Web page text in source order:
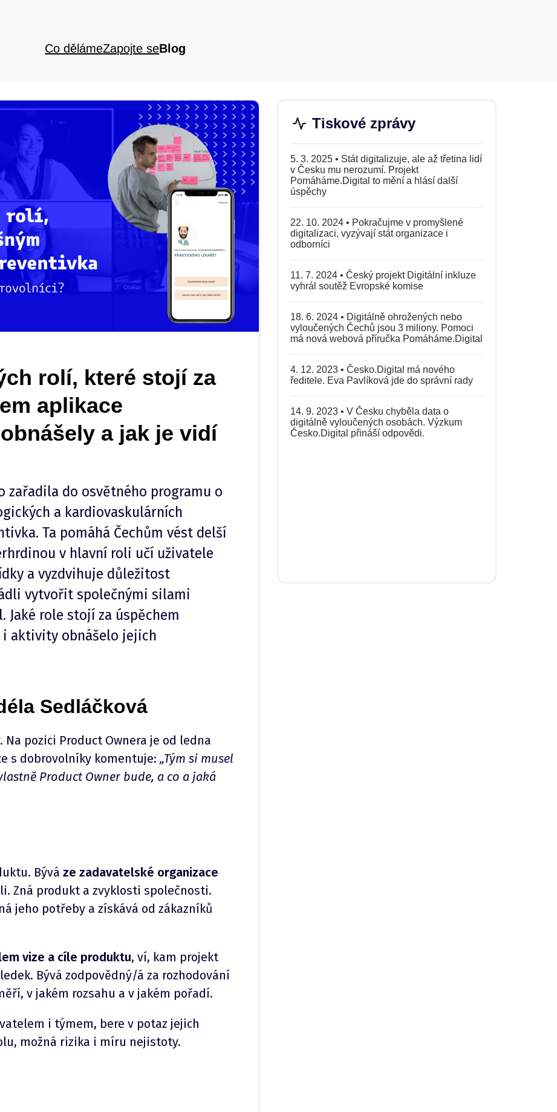
Co dělámeZapojte seBlog
rolí, které stojí za
aplikace
a jak je vidí
zařadila do osvětného programu o
a kardiovaskulárních
Ta pomáhá Čechům vést delší
v hlavní roli učí uživatele
a vyzdvihuje důležitost
vytvořit společnými silami
Jaké role stojí za úspěchem
i aktivity obnášelo jejich
Sedláčková
Na pozici Product Ownera je od ledna
s dobrovolníky komentuje: „Tým si musel
Product Owner bude, a co a jaká
Bývá ze zadavatelské organizace
Zná produkt a zvyklosti společnosti.
jeho potřeby a získává od zákazníků
vize a cíle produktu, ví, kam projekt
Bývá zodpovědný/á za rozhodování
v jakém rozsahu a v jakém pořadí.
i týmem, bere v potaz jejich
možná rizika i míru nejistoty.
Tiskové zprávy
5. 3. 2025 • Stát digitalizuje, ale až třetina lidí
v Česku mu nerozumí. Projekt
Pomáháme.Digital to mění a hlásí další
úspěchy
22. 10. 2024 • Pokračujme v promyšlené
digitalizaci, vyzývají stát organizace i
odborníci
11. 7. 2024 •Český projekt Digitální inkluze
vyhrál soutěž Evropské komise
18. 6. 2024 • Digitálně ohrožených nebo
vyloučených Čechů jsou 3 miliony. Pomoci
má nová webová příručka Pomáháme.Digital
4. 12. 2023 •Česko.Digital má nového
ředitele. Eva Pavlíková jde do správní rady
14. 9. 2023 •V Česku chyběla data o
digitálně vyloučených osobách. Výzkum
Česko.Digital přináší odpovědi.